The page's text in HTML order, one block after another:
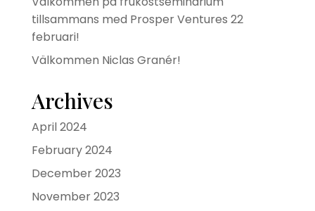
tillsammans med Prosper Ventures 22
februari!
Välkommen Niclas Granér!
Archives
April 2024
February 2024
December 2023
November 2023